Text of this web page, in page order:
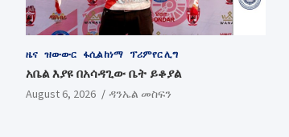
ዜና ዝውውር ፋሲል ከነማ ፕሪምየር ሊግ
አቤል እያዩ በአሳዳጊው ቤት ይቆያል
August 6, 2026 ዳንኤል መስፍን